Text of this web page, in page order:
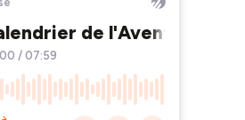
de l'Avent 20 -
/ 07:59